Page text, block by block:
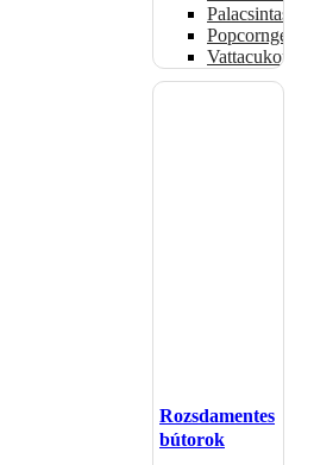
Palacsintasütők
Popcorngépek
Vattacukorgép
Rozsdamentes
bútorok